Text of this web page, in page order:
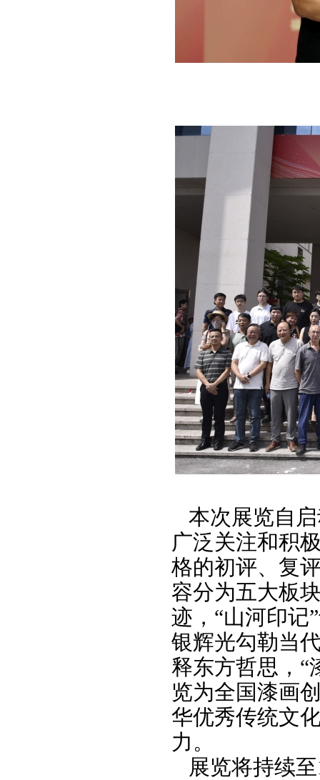
本次展览自
广泛关注和积
格的初评、复
容分为五大板
迹，“山河印记
银辉光勾勒当
释东方哲思，“
览为全国漆画
华优秀传统文
力。
展览将持续